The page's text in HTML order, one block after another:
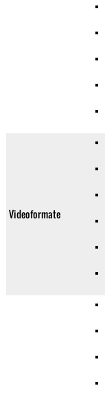
Videoformate